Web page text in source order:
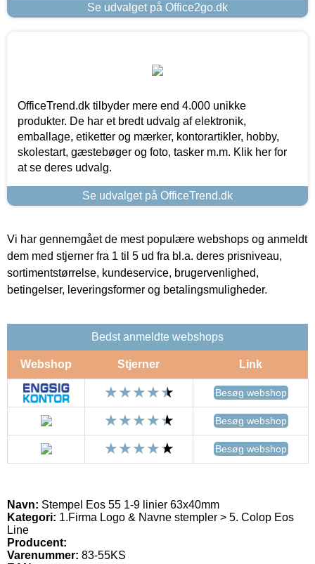
Se udvalget på Office2go.dk
OfficeTrend.dk tilbyder mere end 4.000 unikke
produkter. De har et bredt udvalg af elektronik,
emballage, etiketter og mærker, kontorartikler, hobby,
skolestart, gæstebøger og foto, tasker m.m. Klik her for
at se deres udvalg.
Se udvalget på OfficeTrend.dk
Vi har gennemgået de mest populære webshops og anmeldt
dem med stjerner fra 1 til 5 ud fra bl.a. deres prisniveau,
sortimentstørrelse, kundeservice, brugervenlighed,
betingelser, leveringsformer og betalingsmuligheder.
Bedst anmeldte webshops
Webshop Stjerner Link
Besøg webshop
Besøg webshop
Besøg webshop
Navn: Stempel Eos 55 1-9 linier 63x40mm
Kategori: 1.Firma Logo & Navne stempler > 5. Colop Eos
Line
Producent:
Varenummer: 83-55KS